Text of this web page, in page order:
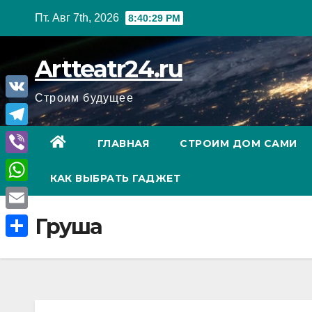
Пт. Авг 7th, 2026 8:40:30 PM
Artteatr24.ru
Строим будущее
ГЛАВНАЯ СТРОИМ ДОМ САМИ
КАК ВЫБРАТЬ ГАДЖЕТ
Груша
V
K
T
e
l
e
g
V
i
b
e
W
h
a
t
E